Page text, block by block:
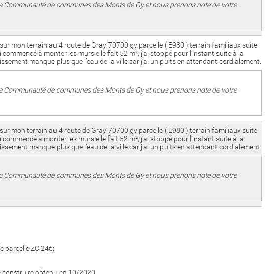
de communes des Monts de Gy et nous prenons note de votre
mon terrain au 4 route de Gray 70700 gy parcelle ( E980 ) terrain familiaux suite
à monter les murs elle fait 52 m², j’ai stoppé pour l’instant suite à la
manque plus que l’eau de la ville car j’ai un puits en attendant cordialement.
de communes des Monts de Gy et nous prenons note de votre
mon terrain au 4 route de Gray 70700 gy parcelle ( E980 ) terrain familiaux suite
à monter les murs elle fait 52 m², j’ai stoppé pour l’instant suite à la
manque plus que l’eau de la ville car j’ai un puits en attendant cordialement.
de communes des Monts de Gy et nous prenons note de votre
parcelle ZC 246;